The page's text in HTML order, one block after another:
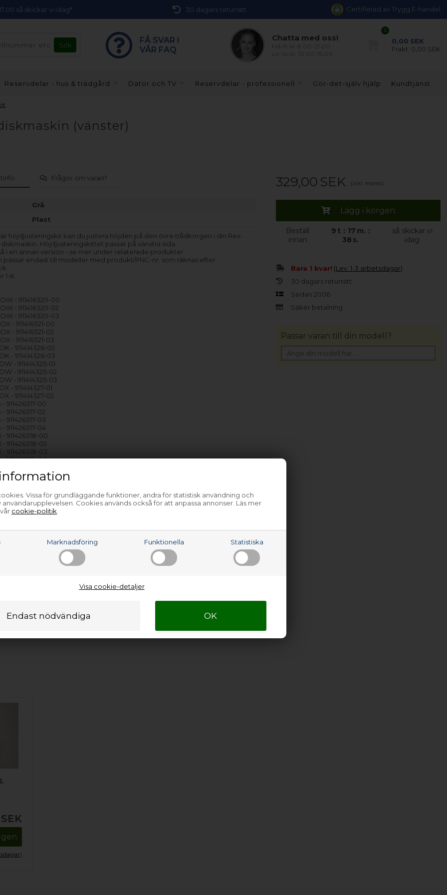
Vissa för grundläggande funktioner, andra för statistisk användning och
Cookies används också för att anpassa annonser. Läs mer
cookie-politik
Marknadsföring Funktionella Statistiska
Visa cookie-detaljer
så skickar vi idag* 30 dagars returrätt Certifierad av Trygg E-handel
FÅ SVAR I
VÅR FAQ
Chatta med oss!
0
0,00 SEK
Frakt: 0,00 SEK
Reservdelar - hus & trädgård Dator och TV Reservdelar - professionell Gör-det-själv hjälp Kundtjänst
(vänster)
Frågor om varan?
Grå
Plast
höjdjusteringskit kan du justera höjden på den övre trådkorgen i din Rex-
Höjdjusteringskittet passar på vänstra sida.
i en annan version - se mer under relaterade produkter.
passar endast till modeller med produkt/PNC-nr. som räknas efter
1 st.
- 911416320-00
- 911416320-02
- 911416320-03
- 911416321-00
- 911416321-02
- 911416321-03
- 911414326-02
- 911414326-03
- 911414325-01
- 911414325-02
- 911414325-03
- 911414327-01
- 911414327-02
911426317-00
911426317-02
911426317-03
911426317-04
911426318-00
911426318-02
911426318-03
911426319-00
911426319-02
911426319-03
- 911426319-04
911434328-00
911434328-01
911434328-04
01
02
03
00
01
329,00 SEK (inkl. moms)
Lägg i korgen
Beställ
innan
9 t : 17 m. :
37 s.
så skickar vi
idag
Bara 1 kvar! (Lev. 1-3 arbetsdagar)
30 dagars returrätt
Sedan 2006
Säker betalning
Passar varan till din modell?
SEK